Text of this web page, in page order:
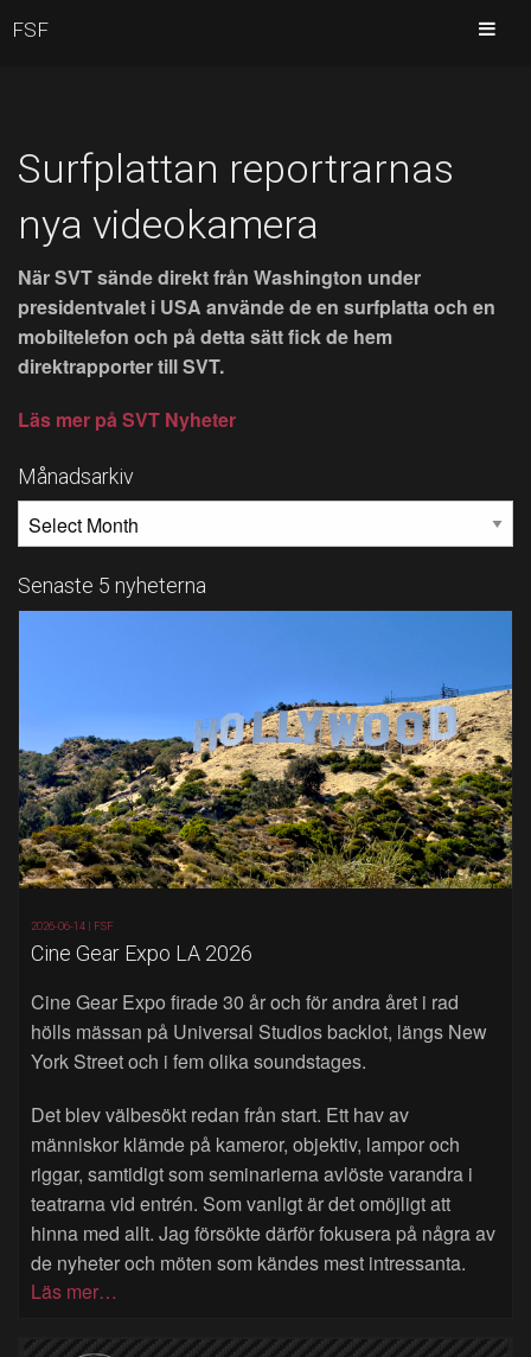
Surfplattan reportrarnas
nya videokamera
När SVT sände direkt från Washington under
presidentvalet i USA använde de en surfplatta och en
mobiltelefon och på detta sätt fick de hem
direktrapporter till SVT.
Läs mer på SVT Nyheter
Månadsarkiv
Senaste 5 nyheterna
2026-06-14 | FSF
Cine Gear Expo LA 2026
Cine Gear Expo firade 30 år och för andra året i rad
hölls mässan på Universal Studios backlot, längs New
York Street och i fem olika soundstages.
Det blev välbesökt redan från start. Ett hav av
människor klämde på kameror, objektiv, lampor och
riggar, samtidigt som seminarierna avlöste varandra i
teatrarna vid entrén. Som vanligt är det omöjligt att
hinna med allt. Jag försökte därför fokusera på några av
de nyheter och möten som kändes mest intressanta.
Läs mer…
FSF